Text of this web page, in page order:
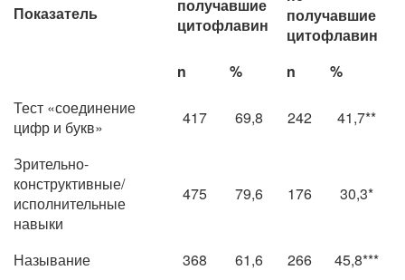
Показатель
получавшие
цитофлавин
получавшие
цитофлавин
n
% n
%
Тест «соединение
цифр и букв»
417 69,8 242 41,7**
Зрительно-
конструктивные/
исполнительные
навыки
475 79,6 176 30,3*
Называние 368 61,6 266
45,8***